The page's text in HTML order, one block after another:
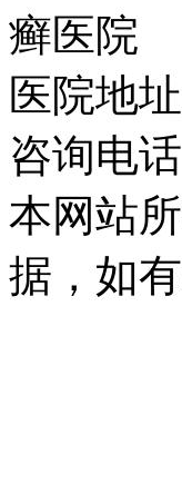
癣医院
医院地
咨询电
本网站
据，如